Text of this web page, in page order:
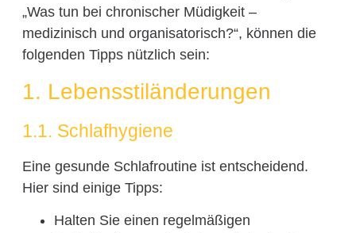
„Was tun bei chronischer Müdigkeit –
medizinisch und organisatorisch?“, können die
folgenden Tipps nützlich sein:
1. Lebensstiländerungen
1.1. Schlafhygiene
Eine gesunde Schlafroutine ist entscheidend.
Hier sind einige Tipps:
Halten Sie einen regelmäßigen